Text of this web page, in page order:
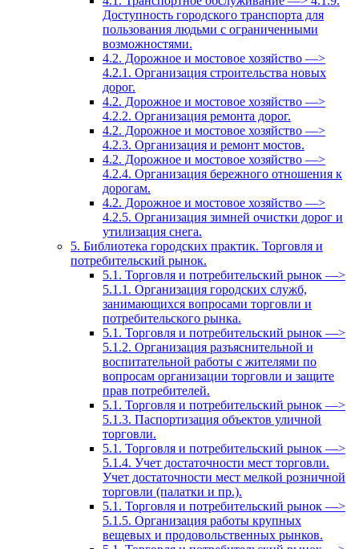
Доступность городского транспорта для
пользования людьми с ограниченными
возможностями.
4.2. Дорожное и мостовое хозяйство —>
4.2.1. Организация строительства новых
дорог.
4.2. Дорожное и мостовое хозяйство —>
4.2.2. Организация ремонта дорог.
4.2. Дорожное и мостовое хозяйство —>
4.2.3. Организация и ремонт мостов.
4.2. Дорожное и мостовое хозяйство —>
4.2.4. Организация бережного отношения к
дорогам.
4.2. Дорожное и мостовое хозяйство —>
4.2.5. Организация зимней очистки дорог и
утилизация снега.
5. Библиотека городских практик. Торговля и
потребительский рынок.
5.1. Торговля и потребительский рынок —>
5.1.1. Организация городских служб,
занимающихся вопросами торговли и
потребительского рынка.
5.1. Торговля и потребительский рынок —>
5.1.2. Организация разъяснительной и
воспитательной работы с жителями по
вопросам организации торговли и защите
прав потребителей.
5.1. Торговля и потребительский рынок —>
5.1.3. Паспортизация объектов уличной
торговли.
5.1. Торговля и потребительский рынок —>
5.1.4. Учет достаточности мест торговли.
Учет достаточности мест мелкой розничной
торговли (палатки и пр.).
5.1. Торговля и потребительский рынок —>
5.1.5. Организация работы крупных
вещевых и продовольственных рынков.